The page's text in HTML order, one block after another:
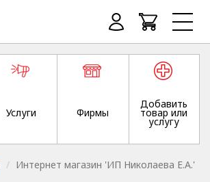
Услуги Фирмы
Добавить
товар или
услугу
Интернет магазин 'ИП Николаева Е.А.'